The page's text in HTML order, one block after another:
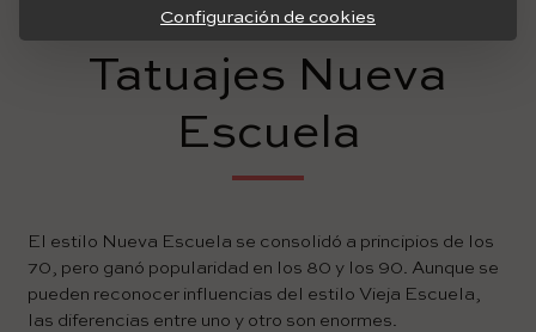
Tatuajes Nueva
Escuela
El estilo Nueva Escuela se consolidó a principios de los
70, pero ganó popularidad en los 80 y los 90. Aunque se
pueden reconocer influencias del estilo Vieja Escuela,
las diferencias entre uno y otro son enormes.
Configuración de cookies